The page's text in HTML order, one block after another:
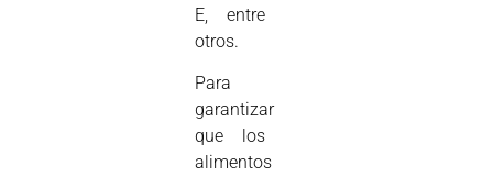
E, entre
otros.
Para
garantizar
que los
alimentos